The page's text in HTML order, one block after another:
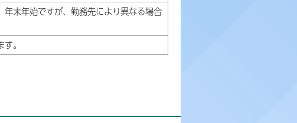
末年始ですが、勤務先により異なる場合
。